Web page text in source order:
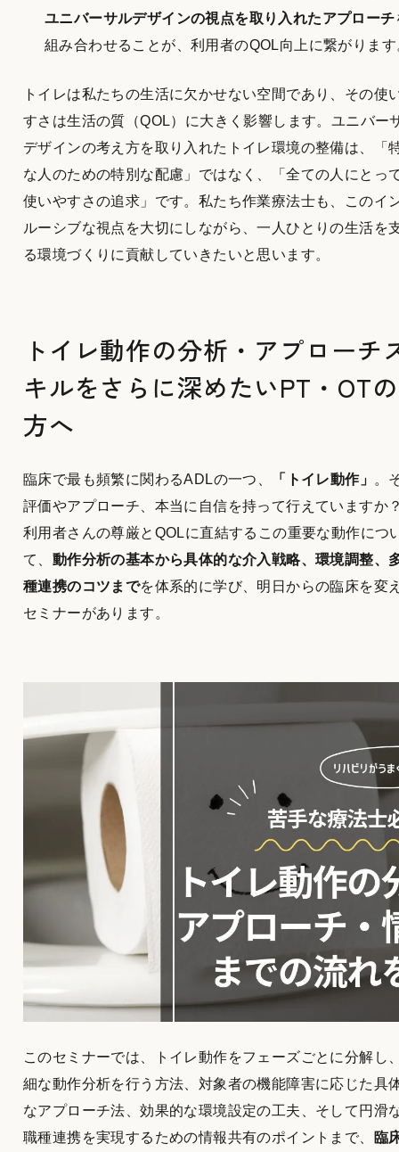
ユニバーサルデザインの視点を取り入れたアプローチ
組み合わせることが、利用者のQOL向上に繋がります
トイレは私たちの生活に欠かせない空間であり、その使
すさは生活の質（QOL）に大きく影響します。ユニバー
デザインの考え方を取り入れたトイレ環境の整備は、「
な人のための特別な配慮」ではなく、「全ての人にとっ
使いやすさの追求」です。私たち作業療法士も、このイ
ルーシブな視点を大切にしながら、一人ひとりの生活を
る環境づくりに貢献していきたいと思います。
トイレ動作の分析・アプローチ
キルをさらに深めたいPT・OTの
方へ
臨床で最も頻繁に関わるADLの一つ、 「トイレ動作」 。
評価やアプローチ、本当に自信を持って行えていますか
利用者さんの尊厳とQOLに直結するこの重要な動作につ
て、 動作分析の基本から具体的な介入戦略、環境調整、
種連携のコツまでを体系的に学び、明日からの臨床を変
セミナーがあります。
このセミナーでは、トイレ動作をフェーズごとに分解し
細な動作分析を行う方法、対象者の機能障害に応じた具
なアプローチ法、効果的な環境設定の工夫、そして円滑
職種連携を実現するための情報共有のポイントまで、
臨